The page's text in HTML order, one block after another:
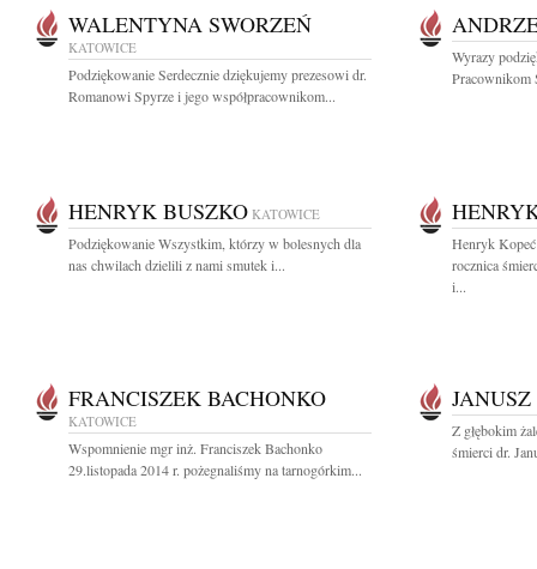
WALENTYNA SWORZEŃ
KATOWICE
Podziękowanie Serdecznie dziękujemy prezesowi dr.
Romanowi Spyrze i jego współpracownikom...
Wyrazy
Pracownikom
HENRYK BUSZKO KATOWICE
Podziękowanie Wszystkim, którzy w bolesnych dla
nas chwilach dzielili z nami smutek i...
Henryk
rocznica
i...
FRANCISZEK BACHONKO
KATOWICE
Wspomnienie mgr inż. Franciszek Bachonko
29.listopada 2014 r. pożegnaliśmy na tarnogórkim...
Z głębokim
śmierci dr.